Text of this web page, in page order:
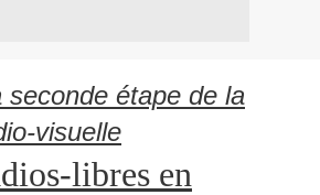
seconde étape de la
visuelle
libres en